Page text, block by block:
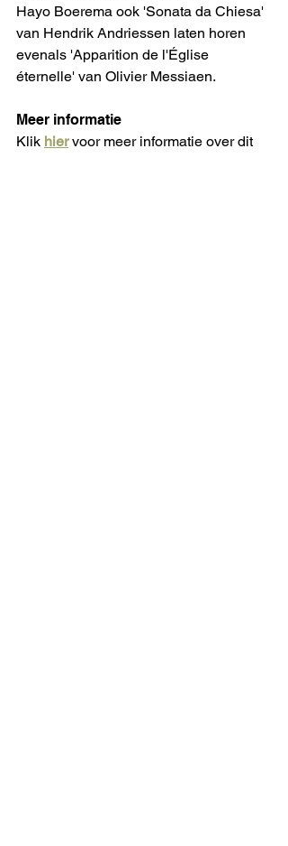
Hayo Boerema ook 'Sonata da Chiesa'
van Hendrik Andriessen laten horen
evenals 'Apparition de l'Église
éternelle' van Olivier Messiaen.
Meer informatie
Klik hier voor meer informatie over dit